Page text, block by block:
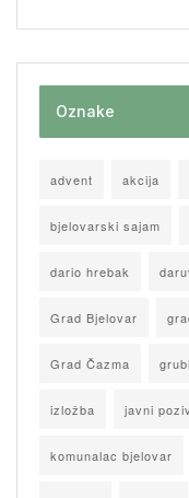
Oznake
advent akcija
bjelovarski sajam
dario hrebak
Grad Bjelovar
Grad Čazma
izložba javni
komunalac bjelovar